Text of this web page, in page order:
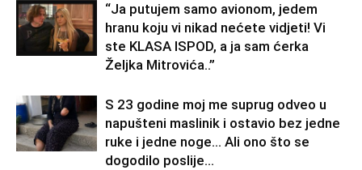
“Ja putujem samo avionom, jedem
hranu koju vi nikad nećete vidjeti! Vi
ste KLASA ISPOD, a ja sam ćerka
Željka Mitrovića..”
S 23 godine moj me suprug odveo u
napušteni maslinik i ostavio bez jedne
ruke i jedne noge… Ali ono što se
dogodilo poslije...